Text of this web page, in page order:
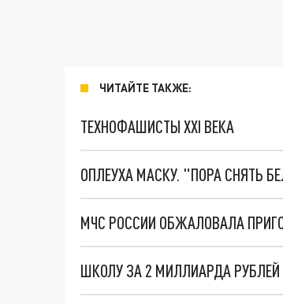
ЧИТАЙТЕ ТАКЖЕ:
ТЕХНОФАШИСТЫ XXI ВЕКА
ОПЛЕУХА МАСКУ. "ПОРА СНЯТЬ
МЧС РОССИИ ОБЖАЛОВАЛА